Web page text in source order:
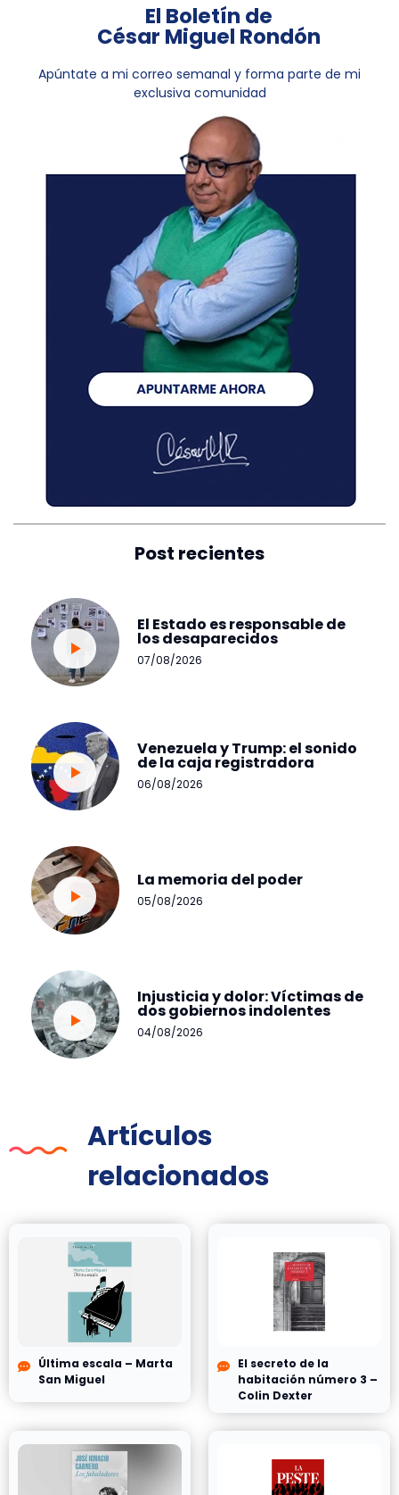
El Boletín de
César Miguel Rondón
Apúntate a mi correo semanal y forma parte de mi
exclusiva comunidad
Post recientes
El Estado es responsable de
los desaparecidos
07/08/2026
Venezuela y Trump: el sonido
de la caja registradora
06/08/2026
La memoria del poder
05/08/2026
Injusticia y dolor: Víctimas de
dos gobiernos indolentes
04/08/2026
Artículos
relacionados
Última escala – Marta
San Miguel
El secreto de la
habitación número 3 –
Colin Dexter